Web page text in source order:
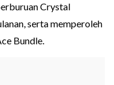
Crystal
serta memperoleh
Bundle.